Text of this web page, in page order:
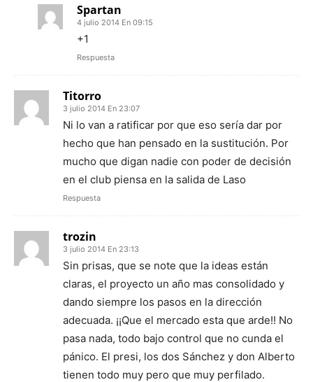
Spartan
4 julio 2014 En 09:15
+1
Respuesta
Titorro
3 julio 2014 En 23:07
Ni lo van a ratificar por que eso sería dar por
hecho que han pensado en la sustitución. Por
mucho que digan nadie con poder de decisión
en el club piensa en la salida de Laso
Respuesta
trozin
3 julio 2014 En 23:13
Sin prisas, que se note que la ideas están
claras, el proyecto un año mas consolidado y
dando siempre los pasos en la dirección
adecuada. ¡¡Que el mercado esta que arde!! No
pasa nada, todo bajo control que no cunda el
pánico. El presi, los dos Sánchez y don Alberto
tienen todo muy pero que muy perfilado.